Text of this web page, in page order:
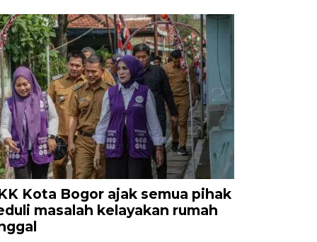
Kota Bogor ajak semua pihak
masalah kelayakan rumah